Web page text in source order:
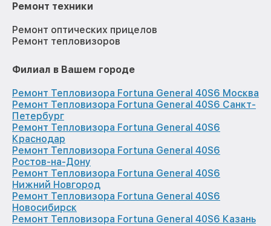
Ремонт техники
Ремонт оптических прицелов
Ремонт тепловизоров
Филиал в Вашем городе
Ремонт Тепловизора Fortuna General 40S6 Москва
Ремонт Тепловизора Fortuna General 40S6 Санкт-
Петербург
Ремонт Тепловизора Fortuna General 40S6
Краснодар
Ремонт Тепловизора Fortuna General 40S6
Ростов-на-Дону
Ремонт Тепловизора Fortuna General 40S6
Нижний Новгород
Ремонт Тепловизора Fortuna General 40S6
Новосибирск
Ремонт Тепловизора Fortuna General 40S6 Казань